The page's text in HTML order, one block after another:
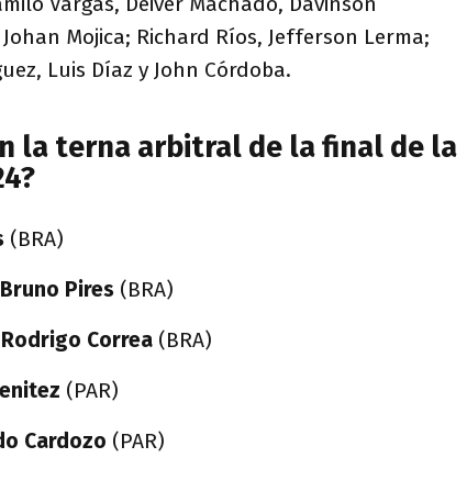
Mojica; Richard Ríos, Jefferson Lerma;
Luis Díaz y John Córdoba.
la terna arbitral de la final de la
(BRA)
Bruno Pires (BRA)
Rodrigo Correa (BRA)
(PAR)
Cardozo (PAR)